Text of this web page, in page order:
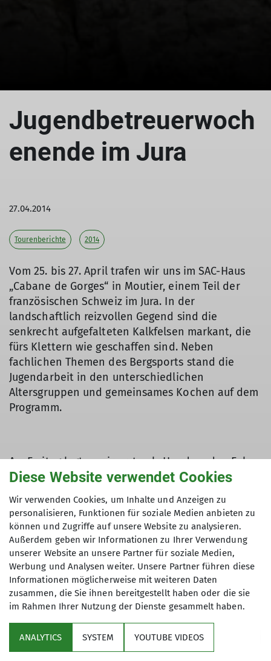
Jugendbetreuerwoch
enende im Jura
27.04.2014
Tourenberichte 2014
Vom 25. bis 27. April trafen wir uns im SAC-Haus
„Cabane de Gorges“ in Moutier, einem Teil der
französischen Schweiz im Jura. In der
landschaftlich reizvollen Gegend sind die
senkrecht aufgefalteten Kalkfelsen markant, die
fürs Klettern wie geschaffen sind. Neben
fachlichen Themen des Bergsports stand die
Jugendarbeit in den unterschiedlichen
Altersgruppen und gemeinsames Kochen auf dem
Programm.
Am Freitag legten wir erstmals Hand an den Fels.
Olli erkundete mit Sven und Eva die ersten 3
Nähe des Hauses. Aufgrund des wechselhaften
Aprilwetters war ein gutes Zeitmanagement
gefragt und so beschlossen wir, mit der großen
Gruppe diese Tour am Samstag Nachmittag zu
klettern.
Das Wetter spielte mit und wir konnten im
Schönwetterfenster am Nachmittag die sieben
Seillängen dieser Genusstour mit Stellen im
sechsten Grad klettern. Im Zustieg führte entlang
der Birs ein leichter Klettersteig in etwa fünf
Diese Website verwendet Cookies
Wir verwenden Cookies, um Inhalte und Anzeigen zu
personalisieren, Funktionen für soziale Medien anbieten zu
können und Zugriffe auf unsere Website zu analysieren.
Außerdem geben wir Informationen zu Ihrer Verwendung
unserer Website an unsere Partner für soziale Medien,
Werbung und Analysen weiter. Unsere Partner führen diese
Informationen möglicherweise mit weiteren Daten
zusammen, die Sie ihnen bereitgestellt haben oder die sie
im Rahmen Ihrer Nutzung der Dienste gesammelt haben.
ANALYTICS SYSTEM YOUTUBE VIDEOS